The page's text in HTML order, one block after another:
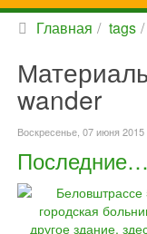
Главная tags
wander
Воскресенье, 07 июня 2015
Последние…